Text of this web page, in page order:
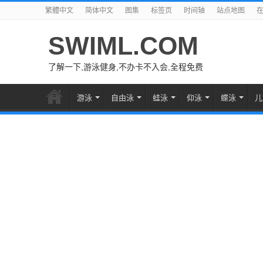
繁體中文 简体中文 图集 标签页 时间轴 站点地图
SWIML.COM
了解一下,游泳健身,不办卡不入会,全程免费
游泳 自由泳 蛙泳 仰泳 蝶泳